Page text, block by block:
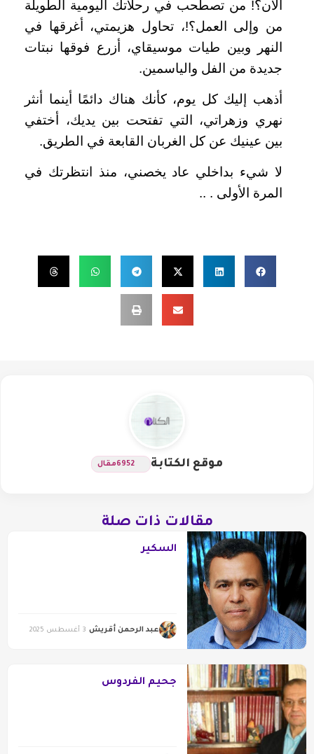
الآن؟! من تصطحب في رحلاتك اليومية الطويلة
من وإلى العمل؟!، تحاول هزيمتي، أغرقها في
النهر وبين طيات موسيقاي، أزرع فوقها نبتات
جديدة من الفل والياسمين.
أذهب إليك كل يوم، كأنك هناك دائمًا أينما أنثر
نهري وزهراتي، التي تفتحت بين يديك، أختفي
بين عينيك عن كل الغربان القابعة في الطريق.
لا شيء بداخلي عاد يخصني، منذ انتظرتك في
المرة الأولى . ..
موقع الكتابة 6952مقال
مقالات ذات صلة
السكير
عبد الرحمن أقريش 3 أغسطس 2025
جحيم الفردوس